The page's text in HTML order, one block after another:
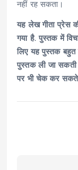
नहीं रह सकता।
यह लेख गीता प्रेस
गया है. पुस्तक में
लिए यह पुस्तक बहुत
पुस्तक ली जा सकती
पर भी चेक कर